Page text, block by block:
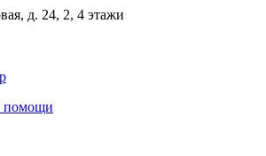
д. 24, 2, 4 этажи
помощи